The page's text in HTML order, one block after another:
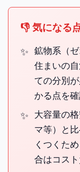
👎 気になる
鉱物系（
住まいの
ての分別
かる点を
大容量の
マ等）と
くつくた
合はコス